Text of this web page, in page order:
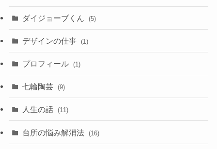
ダイジョーブくん (5)
デザインの仕事 (1)
プロフィール (1)
七輪陶芸 (9)
人生の話 (11)
台所の悩み解消法 (16)